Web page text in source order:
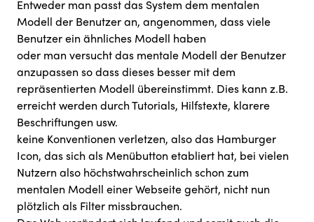
Entweder man passt das System dem mentalen
Modell der Benutzer an, angenommen, dass viele
Benutzer ein ähnliches Modell haben
oder man versucht das mentale Modell der Benutzer
anzupassen so dass dieses besser mit dem
repräsentierten Modell übereinstimmt. Dies kann z.B.
erreicht werden durch Tutorials, Hilfstexte, klarere
Beschriftungen usw.
keine Konventionen verletzen, also das Hamburger
Icon, das sich als Menübutton etabliert hat, bei vielen
Nutzern also höchstwahrscheinlich schon zum
mentalen Modell einer Webseite gehört, nicht nun
plötzlich als Filter missbrauchen.